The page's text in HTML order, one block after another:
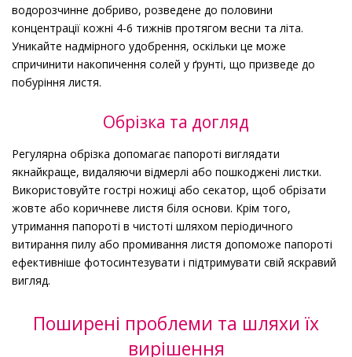
водорозчинне добриво, розведене до половини
концентрації кожні 4-6 тижнів протягом весни та літа.
Уникайте надмірного удобрення, оскільки це може
спричинити накопичення солей у ґрунті, що призведе до
побуріння листя.
Обрізка та догляд
Регулярна обрізка допомагає папороті виглядати
якнайкраще, видаляючи відмерлі або пошкоджені листки.
Використовуйте гострі ножиці або секатор, щоб обрізати
жовте або коричневе листя біля основи. Крім того,
утримання папороті в чистоті шляхом періодичного
витирання пилу або промивання листя допоможе папороті
ефективніше фотосинтезувати і підтримувати свій яскравий
вигляд.
Поширені проблеми та шляхи їх
вирішення